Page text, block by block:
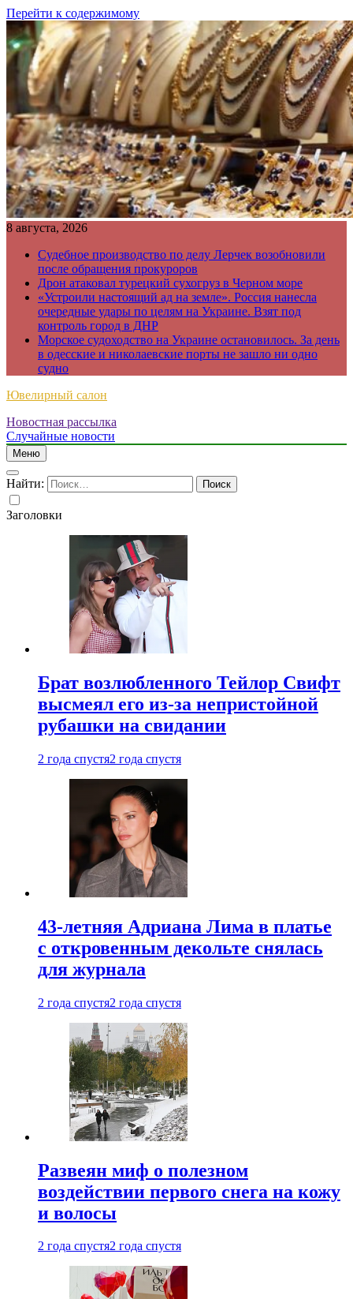
Перейти к содержимому
8 августа, 2026
Судебное производство по делу Лерчек возобновили
после обращения прокуроров
Дрон атаковал турецкий сухогруз в Черном море
«Устроили настоящий ад на земле». Россия нанесла
очередные удары по целям на Украине. Взят под
контроль город в ДНР
Морское судоходство на Украине остановилось. За день
в одесские и николаевские порты не зашло ни одно
судно
Ювелирный салон
Новостная рассылка
Случайные новости
Меню
Найти:
Заголовки
Брат возлюбленного Тейлор Свифт
высмеял его из-за непристойной
рубашки на свидании
2 года спустя2 года спустя
43-летняя Адриана Лима в платье
с откровенным декольте снялась
для журнала
2 года спустя2 года спустя
Развеян миф о полезном
воздействии первого снега на кожу
и волосы
2 года спустя2 года спустя